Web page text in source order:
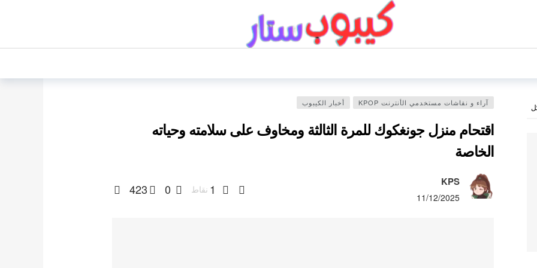
آراء و نقاشات مستخدمي الأنترنت KPOP أخبار الكيبوب
اقتحام منزل جونغكوك للمرة الثالثة ومخاوف على سلامته وحياته
الخاصة
KPS
11/12/2025
1 نقاط 0
423